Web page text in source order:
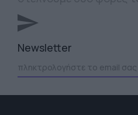
Newsletter